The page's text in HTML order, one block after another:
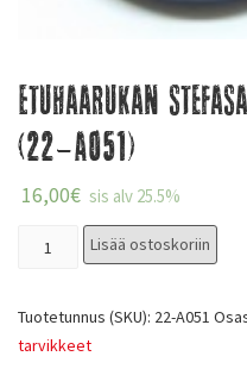
Etuhaarukan
(22-A051)
16,00€ sis alv 25.5%
Lisää ostoskoriin
Tuotetunnus (SKU): 22-A051
tarvikkeet